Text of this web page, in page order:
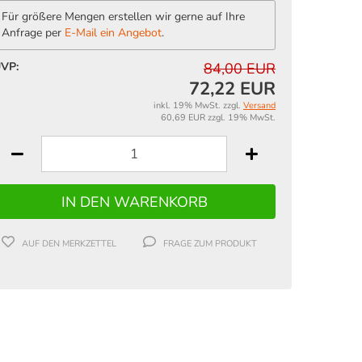
Für größere Mengen erstellen wir gerne auf Ihre
Anfrage per E-Mail ein Angebot.
84,00 EUR
72,22 EUR
inkl. 19% MwSt. zzgl. Versand
60,69 EUR zzgl. 19% MwSt.
AUF DEN MERKZETTEL FRAGE ZUM PRODUKT